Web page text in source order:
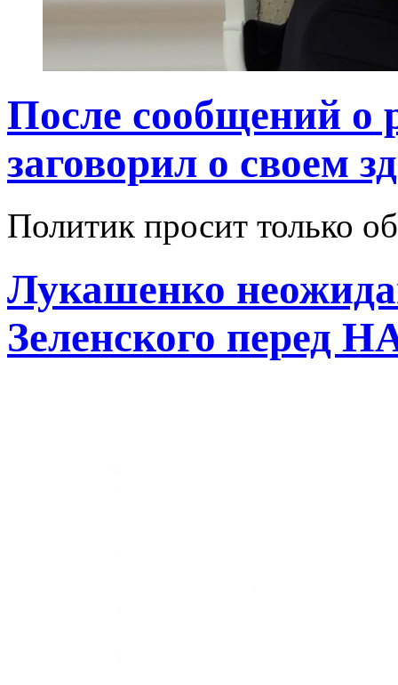
После сообщений о
заговорил о своем
Политик просит только
Лукашенко
Зеленского перед